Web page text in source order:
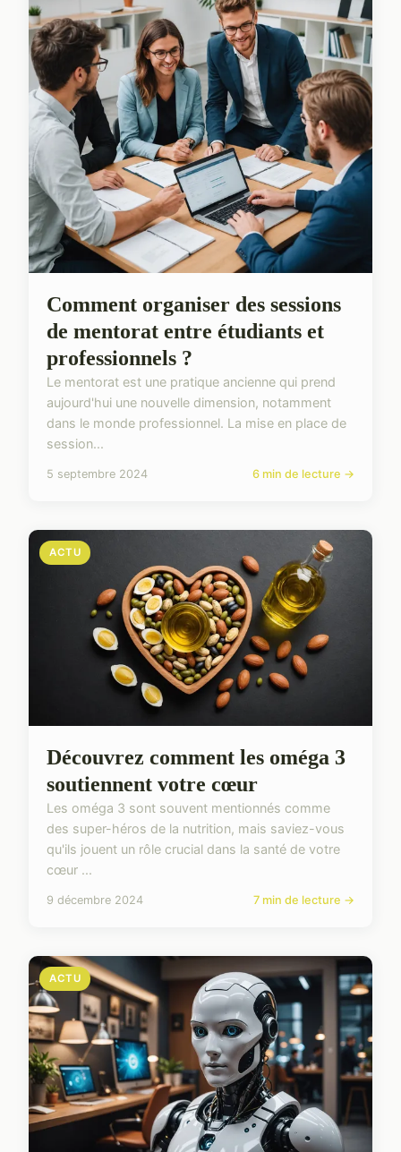
Comment organiser des sessions
de mentorat entre étudiants et
professionnels ?
Le mentorat est une pratique ancienne qui prend
aujourd'hui une nouvelle dimension, notamment
dans le monde professionnel. La mise en place de
session...
5 septembre 2024 6 min de lecture →
ACTU
Découvrez comment les oméga 3
soutiennent votre cœur
Les oméga 3 sont souvent mentionnés comme
des super-héros de la nutrition, mais saviez-vous
qu'ils jouent un rôle crucial dans la santé de votre
cœur ...
9 décembre 2024 7 min de lecture →
ACTU